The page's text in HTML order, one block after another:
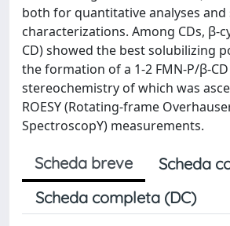
both for quantitative analyses and
characterizations. Among CDs, β-
CD) showed the best solubilizing
the formation of a 1-2 FMN-P/β-
stereochemistry of which was
ROESY (Rotating-frame
SpectroscopY) measurements.
Scheda breve
Scheda
Scheda completa (DC)